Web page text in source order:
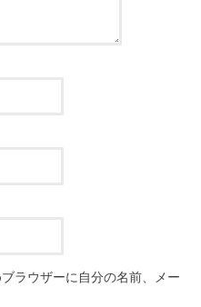
ラウザーに自分の名前、メー